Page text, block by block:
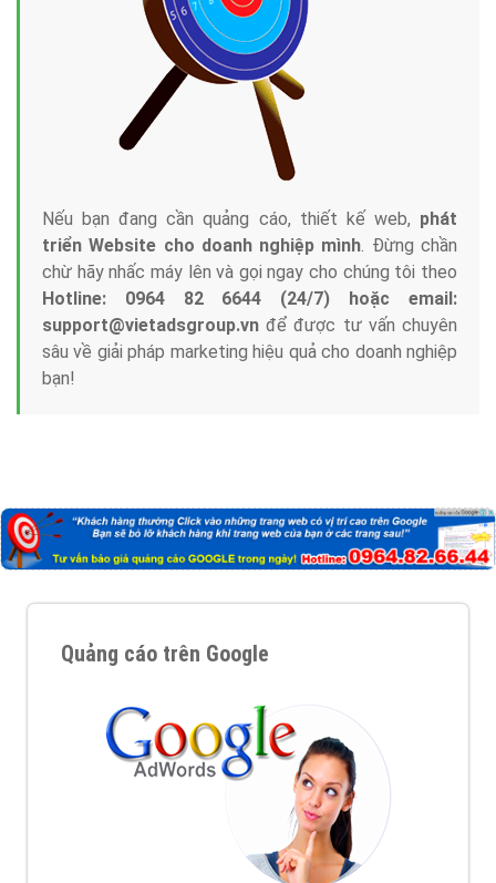
Nếu bạn đang cần quảng cáo, thiết kế web, phát
triển Website cho doanh nghiệp mình. Đừng chần
chừ hãy nhấc máy lên và gọi ngay cho chúng tôi theo
Hotline: 0964 82 6644 (24/7) hoặc email:
support@vietadsgroup.vn để được tư vấn chuyên
sâu về giải pháp marketing hiệu quả cho doanh nghiệp
bạn!
Quảng cáo trên Google